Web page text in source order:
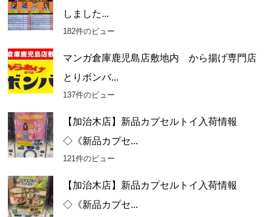
しました...
182件のビュー
マンガ倉庫鹿児島店敷地内 から揚げ専門店
とりボンバ...
137件のビュー
【加治木店】新品カプセルトイ入荷情報
◇《新品カプセ...
121件のビュー
【加治木店】新品カプセルトイ入荷情報
◇《新品カプセ...